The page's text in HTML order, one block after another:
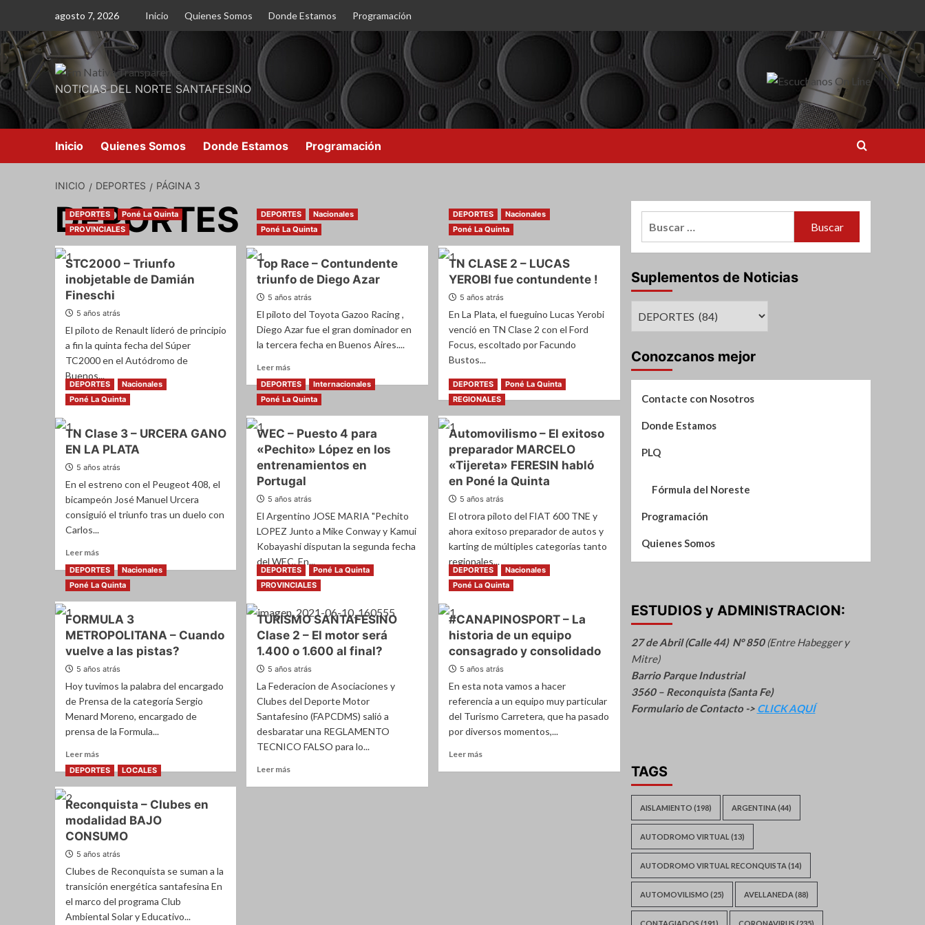
contenido
agosto 7, 2026 Inicio Quienes Somos Donde Estamos Programación
NOTICIAS DEL NORTE SANTAFESINO
Inicio Quienes Somos Donde Estamos Programación
INICIO DEPORTES PÁGINA 3
DEPORTES
DEPORTES
Poné La Quinta
PROVINCIALES
STC2000 – Triunfo
inobjetable de Damián
Fineschi
5 años atrás
El piloto de Renault lideró de principio
a fin la quinta fecha del Súper
TC2000 en el Autódromo de
Buenos...
Leer másLeer
STC2000
–
Triunfo
de
Damián
Fineschi
DEPORTES
Nacionales
Poné La Quinta
Top Race – Contundente
triunfo de Diego Azar
5 años atrás
El piloto del Toyota Gazoo Racing ,
Diego Azar fue el gran dominador en
la tercera fecha en Buenos Aires....
Leer más
más
sobre
Top
Race
–
Contundente
triunfo
de
Diego
Azar
DEPORTES
Nacionales
Poné La Quinta
TN CLASE 2 – LUCAS
YEROBI fue contundente !
5 años atrás
En La Plata, el fueguino Lucas Yerobi
venció en TN Clase 2 con el Ford
Focus, escoltado por Facundo
Bustos...
Leer másLeer
más
sobre
CLASE
2
LUCAS
YEROBI
fue
contundente
DEPORTES
Nacionales
Poné La Quinta
TN Clase 3 – URCERA GANO
EN LA PLATA
5 años atrás
En el estreno con el Peugeot 408, el
bicampeón José Manuel Urcera
consiguió el triunfo tras un duelo con
Carlos...
Leer másLeer
más
sobre
TN
Clase
3
–
URCERA
GANO
EN
LA
DEPORTES
Internacionales
Poné La Quinta
WEC – Puesto 4 para
«Pechito» López en los
entrenamientos en
Portugal
5 años atrás
El Argentino JOSE MARIA "Pechito
LOPEZ Junto a Mike Conway y Kamui
Kobayashi disputan la segunda fecha
del WEC. En...
Leer másLeer
sobre
WEC
–
Puesto
para
«Pechito»
López
en
en
DEPORTES
Poné La Quinta
REGIONALES
Automovilismo – El exitoso
preparador MARCELO
«Tijereta» FERESIN habló
en Poné la Quinta
5 años atrás
El otrora piloto del FIAT 600 TNE y
ahora exitoso preparador de autos y
karting de múltiples categorías tanto
regionales...
Leer másLeer
Automovilismo
–
El
exitoso
preparador
MARCELO
«Tijereta»
FERESIN
DEPORTES
Nacionales
Poné La Quinta
FORMULA 3
METROPOLITANA – Cuando
vuelve a las pistas?
5 años atrás
Hoy tuvimos la palabra del encargado
de Prensa de la categoría Sergio
Menard Moreno, encargado de
prensa de la Formula...
Leer másLeer
más
sobre
3
METROPOLITANA
–
Cuando
vuelve
a
las
pistas?
DEPORTES
Poné La Quinta
PROVINCIALES
TURISMO SANTAFESINO
Clase 2 – El motor será
1.400 o 1.600 al final?
5 años atrás
La Federacion de Asociaciones y
Clubes del Deporte Motor
Santafesino (FAPCDMS) salió a
desbaratar una REGLAMENTO
TECNICO FALSO para lo...
Leer más
DEPORTES
Nacionales
Poné La Quinta
#CANAPINOSPORT – La
historia de un equipo
consagrado y consolidado
5 años atrás
En esta nota vamos a hacer
referencia a un equipo muy particular
del Turismo Carretera, que ha pasado
por diversos momentos,...
Leer más
DEPORTES LOCALES
Reconquista – Clubes en
modalidad BAJO
CONSUMO
5 años atrás
Clubes de Reconquista se suman a la
transición energética santafesina En
el marco del programa Club
Ambiental Solar y Educativo...
Suplementos de Noticias
Conozcanos mejor
Contacte con Nosotros
Donde Estamos
PLQ
Fórmula del Noreste
Programación
Quienes Somos
ESTUDIOS y ADMINISTRACION:
27 de Abril (Calle 44) N° 850(Entre Habegger y
Mitre)
Barrio Parque Industrial
3560 – Reconquista (Santa Fe)
Formulario de Contacto -> CLICK AQUÍ
TAGS
AISLAMIENTO (198) ARGENTINA(44)
AUTODROMO VIRTUAL (13)
AUTODROMO VIRTUAL RECONQUISTA(14)
AUTOMOVILISMO (25) AVELLANEDA(88)